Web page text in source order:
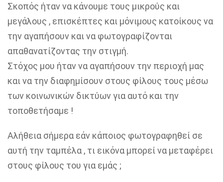
Σκοπός ήταν να κάνουμε τους μικρούς και
μεγάλους , επισκέπτες και μόνιμους κατοίκους να
την αγαπήσουν και να φωτογραφίζονται
απαθανατίζοντας την στιγμή.
Στόχος μου ήταν να αγαπήσουν την περιοχή μας
και να την διαφημίσουν στους φίλους τους μέσω
των κοινωνικών δικτύων για αυτό και την
τοποθετήσαμε !
Αλήθεια σήμερα εάν κάποιος φωτογραφηθεί σε
αυτή την ταμπέλα , τι εικόνα μπορεί να μεταφέρει
στους φίλους του για εμάς ;